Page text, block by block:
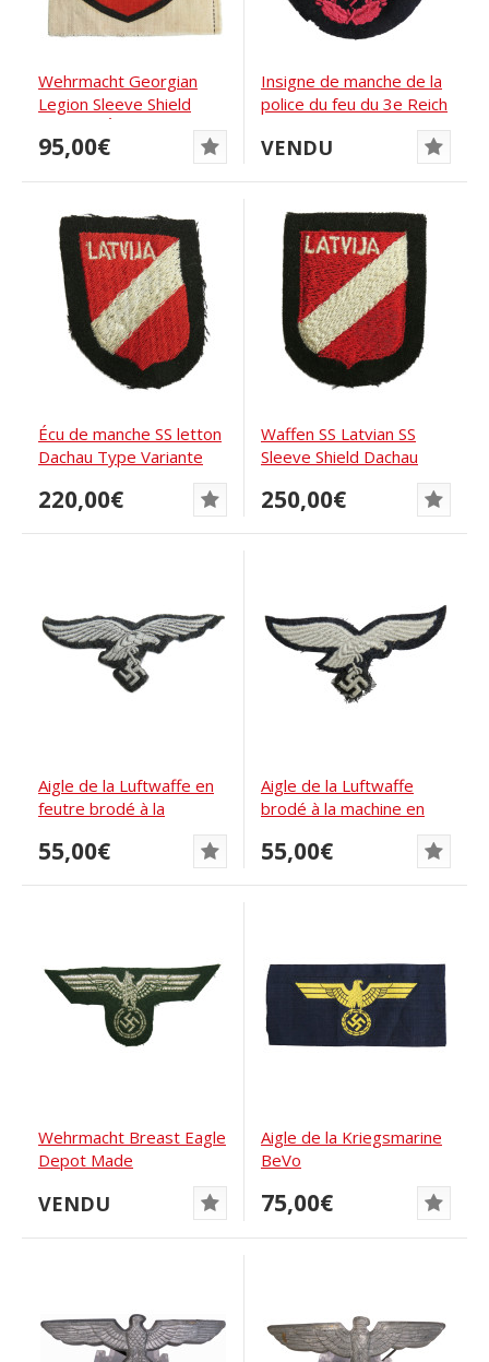
Wehrmacht Georgian
Legion Sleeve Shield
95,00€
Insigne de manche de la
police du feu du 3e Reich
VENDU
Écu de manche SS letton
Dachau Type Variante
220,00€
Waffen SS Latvian SS
Sleeve Shield Dachau
250,00€
Aigle de la Luftwaffe en
feutre brodé à la
55,00€
Aigle de la Luftwaffe
brodé à la machine en
55,00€
Wehrmacht Breast Eagle
Depot Made
VENDU
Aigle de la Kriegsmarine
BeVo
75,00€